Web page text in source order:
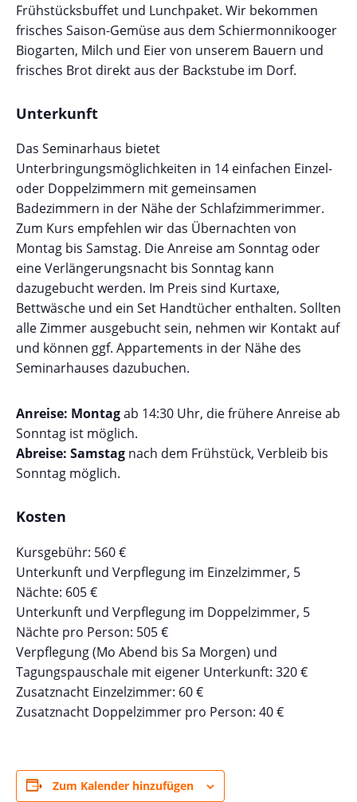
Frühstücksbuffet und Lunchpaket. Wir bekommen
frisches Saison-Gemüse aus dem Schiermonnikooger
Biogarten, Milch und Eier von unserem Bauern und
frisches Brot direkt aus der Backstube im Dorf.
Unterkunft
Das Seminarhaus bietet
Unterbringungsmöglichkeiten in 14 einfachen Einzel-
oder Doppelzimmern mit gemeinsamen
Badezimmern in der Nähe der Schlafzimmerimmer.
Zum Kurs empfehlen wir das Übernachten von
Montag bis Samstag. Die Anreise am Sonntag oder
eine Verlängerungsnacht bis Sonntag kann
dazugebucht werden. Im Preis sind Kurtaxe,
Bettwäsche und ein Set Handtücher enthalten. Sollten
alle Zimmer ausgebucht sein, nehmen wir Kontakt auf
und können ggf. Appartements in der Nähe des
Seminarhauses dazubuchen.
Anreise: Montagab 14:30 Uhr, die frühere Anreise ab
Sonntag ist möglich.
Abreise: Samstag nach dem Frühstück, Verbleib bis
Sonntag möglich.
Kosten
Kursgebühr: 560 €
Unterkunft und Verpflegung im Einzelzimmer, 5
Nächte: 605 €
Unterkunft und Verpflegung im Doppelzimmer, 5
Nächte pro Person: 505 €
Verpflegung (Mo Abend bis Sa Morgen) und
Tagungspauschale mit eigener Unterkunft: 320 €
Zusatznacht Einzelzimmer: 60 €
Zusatznacht Doppelzimmer pro Person: 40 €
Zum Kalender hinzufügen